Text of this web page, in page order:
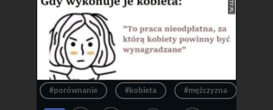
#porównanie #kobieta #mężczyzna